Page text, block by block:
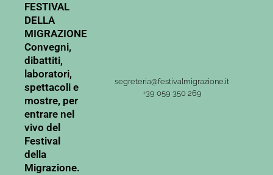
FESTIVAL
DELLA
MIGRAZIONE
Convegni,
dibattiti,
laboratori,
spettacoli e
mostre, per
entrare nel
vivo del
Festival
della
Migrazione.
segreteria@festivalmigrazione.it
+39 059 350 269